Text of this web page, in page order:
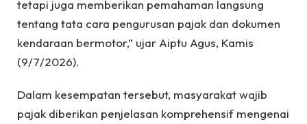
tetapi juga memberikan pemahaman langsung
tentang tata cara pengurusan pajak dan dokumen
kendaraan bermotor,” ujar Aiptu Agus, Kamis
(9/7/2026).
Dalam kesempatan tersebut, masyarakat wajib
pajak diberikan penjelasan komprehensif mengenai